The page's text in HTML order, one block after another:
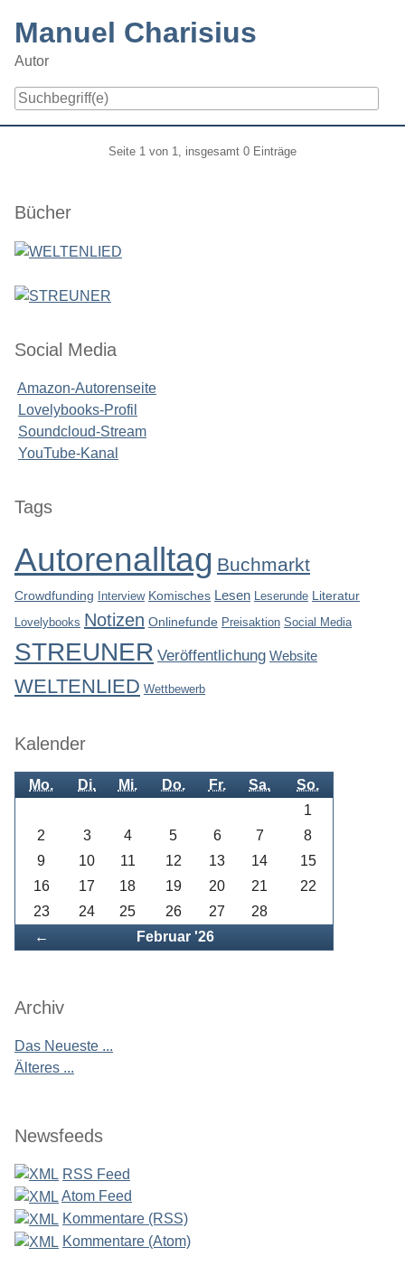
content
Manuel Charisius
Autor
Seite 1 von 1, insgesamt 0 Einträge
Seitenleiste
Bücher
Social Media
Amazon-Autorenseite
Lovelybooks-Profil
Soundcloud-Stream
YouTube-Kanal
Seitenleiste
Tags
Autorenalltag Buchmarkt
Crowdfunding Interview Komisches Lesen Leserunde Literatur
Lovelybooks Notizen Onlinefunde Preisaktion Social Media
STREUNER Veröffentlichung Website
WELTENLIED Wettbewerb
Kalender
Mo. Di. Mi. Do. Fr. Sa. So.
← Februar '26
1
2
3 4 5 6 7
8
9
10 11 12 13 14
15
16
17 18 19 20 21
22
23
24 25 26 27 28
Archiv
Das Neueste ...
Älteres ...
Newsfeeds
RSS Feed
Atom Feed
Kommentare (RSS)
Kommentare (Atom)